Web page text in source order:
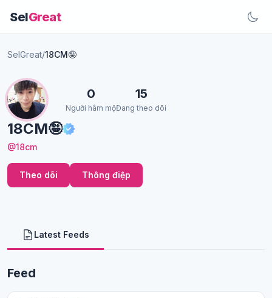
SelGreat
SelGreat/18CM🤪
18CM🤪
@18cm
0
Người hâm mộ
15
Đang theo dõi
Theo dõi Thông điệp
Latest Feeds
Feed